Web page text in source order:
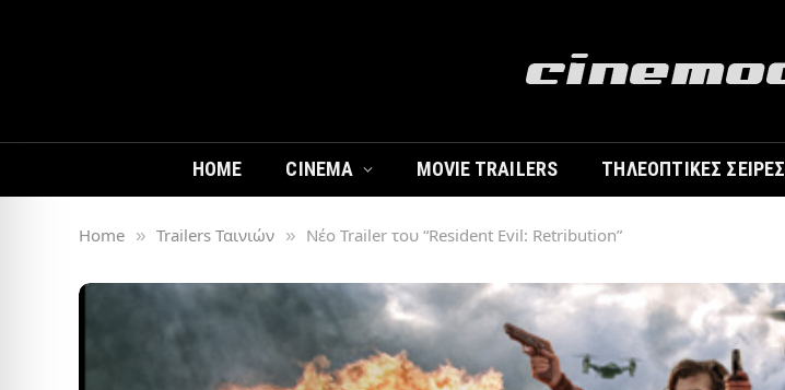
HOME CINEMA MOVIE TRAILERS ΤΗΛΕΟΠΤΙΚΈΣ ΣΕΙΡΈΣ
Home » Trailers Ταινιών » Νέο Trailer του “Resident Evil: Retribution”